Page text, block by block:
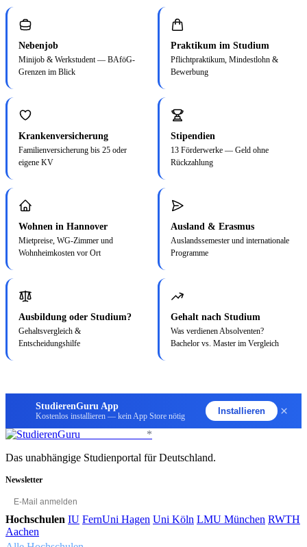
Nebenjob
Minijob & Werkstudent — BAföG-
Grenzen im Blick
Praktikum im Studium
Pflichtpraktikum, Mindestlohn &
Bewerbung
Krankenversicherung
Familienversicherung bis 25 oder
eigene KV
Stipendien
13 Förderwerke — Geld ohne
Rückzahlung
Wohnen in Hannover
Mietpreise, WG-Zimmer und
Wohnheimkosten vor Ort
Ausland & Erasmus
Auslandssemester und internationale
Programme
Ausbildung oder Studium?
Gehaltsvergleich &
Entscheidungshilfe
Gehalt nach Studium
Was verdienen Absolventen?
Bachelor vs. Master im Vergleich
StudierenGuru App
Kostenlos installieren — kein App Store nötig Installieren ×
*
Das unabhängige Studienportal für Deutschland.
Newsletter
Hochschulen IU FernUni Hagen Uni Köln LMU München RWTH
Aachen